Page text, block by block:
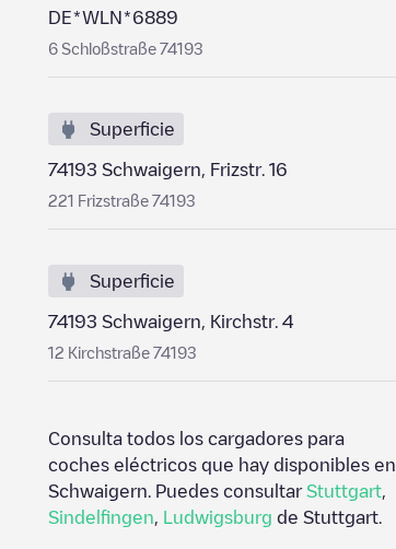
DE*WLN*6889
6 Schloßstraße 74193
Superficie
74193 Schwaigern, Frizstr. 16
221 Frizstraße 74193
Superficie
74193 Schwaigern, Kirchstr. 4
12 Kirchstraße 74193
Consulta todos los cargadores para
coches eléctricos que hay disponibles en
Schwaigern . Puedes consultar Stuttgart
Sindelfingen
Ludwigsburg de Stuttgart